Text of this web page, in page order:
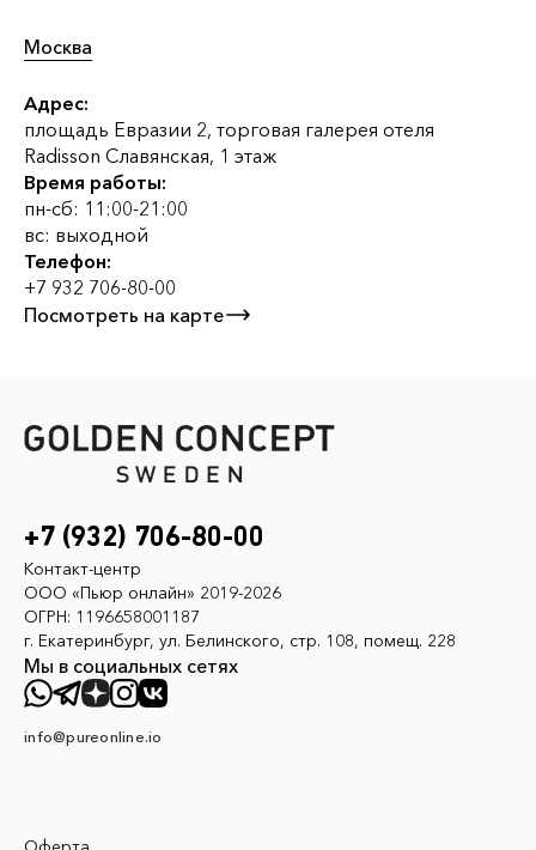
Москва
Адрес:
площадь Евразии 2, торговая галерея отеля
Radisson Славянская, 1 этаж
Время работы:
пн-сб: 11:00-21:00
вс: выходной
Телефон:
+7 932 706-80-00
Посмотреть на карте
Мы в социальных сетях
info@pureonline.io
+7 (932) 706-80-00
Контакт-центр
ООО «Пьюр онлайн» 2019-2026
ОГРН: 1196658001187
г. Екатеринбург, ул. Белинского, стр. 108, помещ. 228